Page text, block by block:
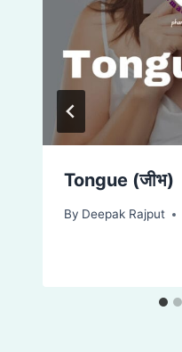
Tongue (जीभ)
By Deepak Rajput